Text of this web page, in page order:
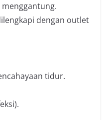
dengan outlet
tidur.